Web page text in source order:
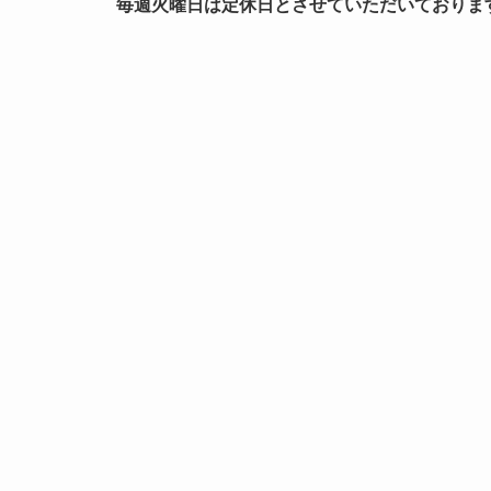
毎週火曜日は定休日とさせていただいておりま